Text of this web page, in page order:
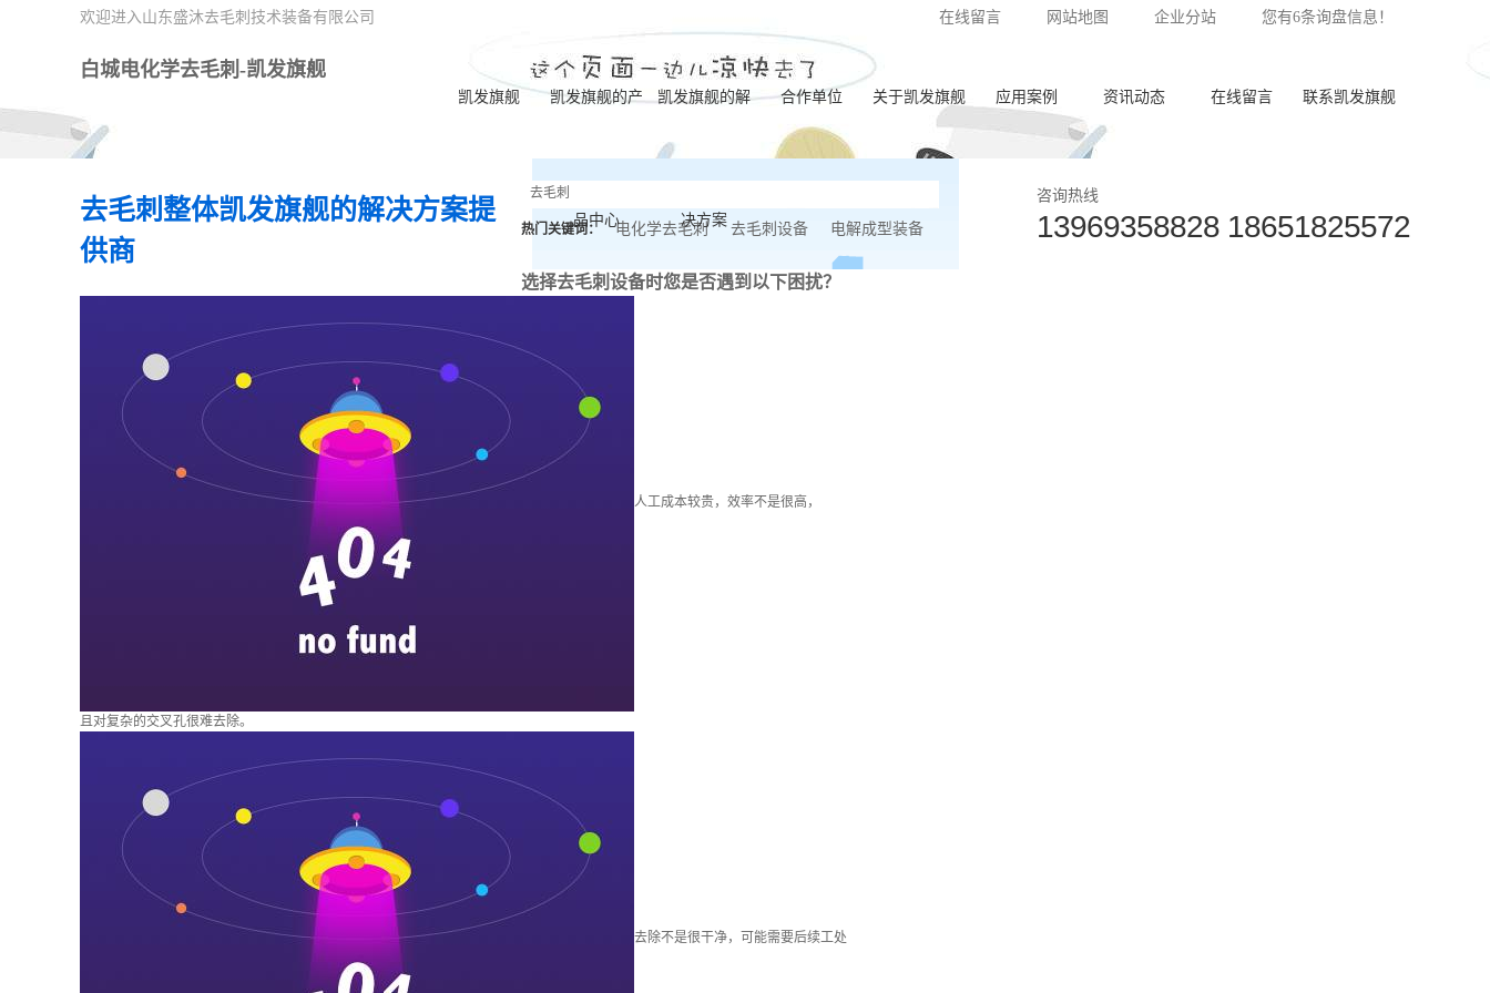
在线留言 网站地图 企业分站 您有6条询盘信息！
欢迎进入山东盛沐去毛刺技术装备有限公司
白城电化学去毛刺-凯发旗舰
凯发旗舰 凯发旗舰的产
品中心
凯发旗舰的解
决方案
合作单位 关于凯发旗舰
凯发旗舰的简介
营业执照
应用案例
齿轮加工
资讯动态
行业动态
在线留言 联系凯发旗舰
去毛刺整体凯发旗舰的解决方案提
供商
热门关键词： 电化学去毛刺 去毛刺设备 电解成型装备
咨询热线
13969358828 18651825572
选择去毛刺设备时您是否遇到以下困扰？
人工成本较贵，效率不是很高，
且对复杂的交叉孔很难去除。
去除不是很干净，可能需要后续工处